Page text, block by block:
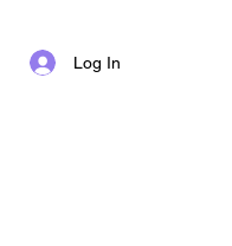
Log In